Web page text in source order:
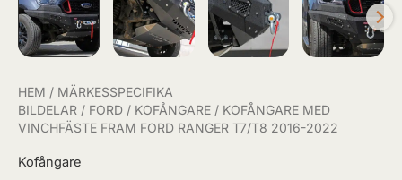
HEM / MÄRKESSPECIFIKA
BILDELAR / FORD / KOFÅNGARE / KOFÅNGARE MED
VINCHFÄSTE FRAM FORD RANGER T7/T8 2016-2022
Kofångare